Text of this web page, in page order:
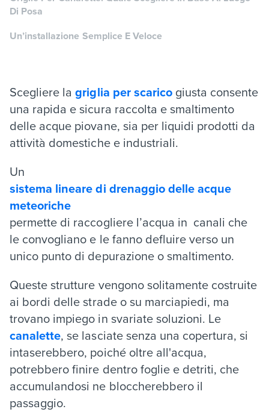
Scegliere lagriglia per scaricogiusta consente
una rapida e sicura raccolta e smaltimento
delle acque piovane, sia per liquidi prodotti da
attività domestiche e industriali.
Un
sistema lineare di drenaggio delle acque
meteoriche
permette di raccogliere l’acqua in canali che
le convogliano e le fanno defluire verso un
unico punto di depurazione o smaltimento.
Queste strutture vengono solitamente costruite
ai bordi delle strade o su marciapiedi, ma
trovano impiego in svariate soluzioni. Le
canalette, se lasciate senza una copertura, si
intaserebbero, poiché oltre all'acqua,
potrebbero finire dentro foglie e detriti, che
accumulandosi ne bloccherebbero il
passaggio.
Di Posa
Un’installazione Semplice E Veloce